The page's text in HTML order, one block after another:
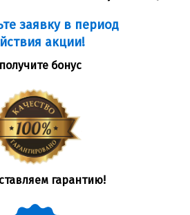
заявку в период
акции!
бонус
гарантию!